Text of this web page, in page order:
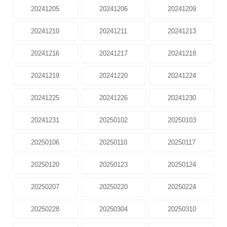
20241205 20241206 20241209
20241210 20241211 20241213
20241216 20241217 20241218
20241219 20241220 20241224
20241225 20241226 20241230
20241231 20250102 20250103
20250106 20250110 20250117
20250120 20250123 20250124
20250207 20250220 20250224
20250228 20250304 20250310